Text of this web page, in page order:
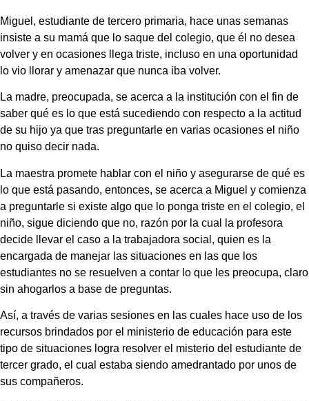
Miguel, estudiante de tercero primaria, hace unas semanas
insiste a su mamá que lo saque del colegio, que él no desea
volver y en ocasiones llega triste, incluso en una oportunidad
lo vio llorar y amenazar que nunca iba volver.
La madre, preocupada, se acerca a la institución con el fin de
saber qué es lo que está sucediendo con respecto a la actitud
de su hijo ya que tras preguntarle en varias ocasiones el niño
no quiso decir nada.
La maestra promete hablar con el niño y asegurarse de qué es
lo que está pasando, entonces, se acerca a Miguel y comienza
a preguntarle si existe algo que lo ponga triste en el colegio, el
niño, sigue diciendo que no, razón por la cual la profesora
decide llevar el caso a la trabajadora social, quien es la
encargada de manejar las situaciones en las que los
estudiantes no se resuelven a contar lo que les preocupa, claro
sin ahogarlos a base de preguntas.
Así, a través de varias sesiones en las cuales hace uso de los
recursos brindados por el ministerio de educación para este
tipo de situaciones logra resolver el misterio del estudiante de
tercer grado, el cual estaba siendo amedrantado por unos de
sus compañeros.